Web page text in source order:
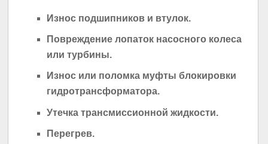
Износ подшипников и втулок.
Повреждение лопаток насосного колеса
или турбины.
Износ или поломка муфты блокировки
гидротрансформатора.
Утечка трансмиссионной жидкости.
Перегрев.